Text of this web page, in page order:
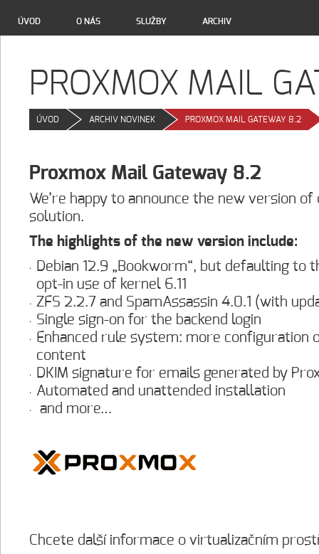
ÚVOD O NÁS SLUŽBY ARCHIV
PROXMOX MAIL
ÚVOD ARCHIV NOVINEK PROXMOX MAIL GATEWAY 8.2
Proxmox Mail Gateway 8.2
We’re happy to announce the new version
solution.
The highlights of the new version include:
Debian 12.9 „Bookworm“, but defaulting to
opt-in use of kernel 6.11
ZFS 2.2.7 and SpamAssassin 4.0.1 (with
Single sign-on for the backend login
Enhanced rule system: more configuration
content
DKIM signature for emails generated by
Automated and unattended installation
and more…
Chcete další informace o virtualizačním